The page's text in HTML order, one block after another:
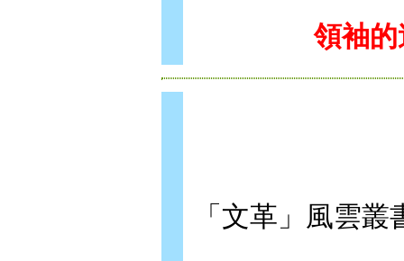
領袖
「文革」風雲叢